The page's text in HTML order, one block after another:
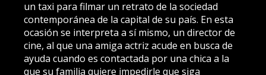
un taxi para filmar un retrato de la sociedad
contemporánea de la capital de su país. En esta
ocasión se interpreta a sí mismo, un director de
cine, al que una amiga actriz acude en busca de
ayuda cuando es contactada por una chica a la
que su familia quiere impedirle que siga